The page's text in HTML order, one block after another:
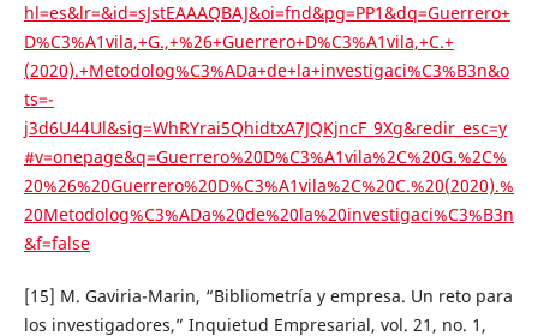
hl=es&lr=&id=sJstEAAAQBAJ&oi=fnd&pg=PP1&dq=Guerrero+
D%C3%A1vila,+G.,+%26+Guerrero+D%C3%A1vila,+C.+
(2020).+Metodolog%C3%ADa+de+la+investigaci%C3%B3n&o
ts=-
j3d6U44Ul&sig=WhRYrai5QhidtxA7JQKjncF_9Xg&redir_esc=y
#v=onepage&q=Guerrero%20D%C3%A1vila%2C%20G.%2C%
20%26%20Guerrero%20D%C3%A1vila%2C%20C.%20(2020).%
20Metodolog%C3%ADa%20de%20la%20investigaci%C3%B3n
&f=false
[15] M. Gaviria-Marin, “Bibliometría y empresa. Un reto para
los investigadores,” Inquietud Empresarial, vol. 21, no. 1,